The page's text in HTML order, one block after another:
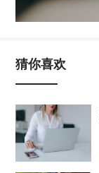
猜你喜欢